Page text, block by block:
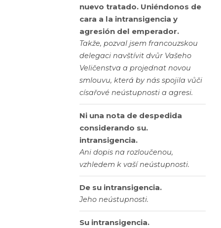
nuevo tratado. Uniéndonos de
cara a la intransigencia y
agresión del emperador.
Takže, pozval jsem francouzskou
delegaci navštívit dvůr Vašeho
Veličenstva a projednat novou
smlouvu, která by nás spojila vůči
císařové neústupnosti a agresi.
Ni una nota de despedida
considerando su.
intransigencia.
Ani dopis na rozloučenou,
vzhledem k vaší neústupnosti.
De su intransigencia.
Jeho neústupnosti.
Su intransigencia.